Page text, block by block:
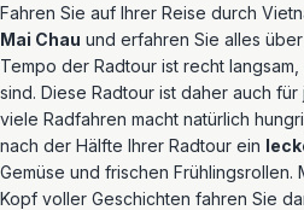
Fahren Sie auf Ihrer Reise durch
Mai Chau und erfahren Sie alles
Tempo der Radtour ist recht
sind. Diese Radtour ist daher auch
viele Radfahren macht natürlich
nach der Hälfte Ihrer Radtour ein
Gemüse und frischen Frühlingsrollen.
Kopf voller Geschichten fahren Sie